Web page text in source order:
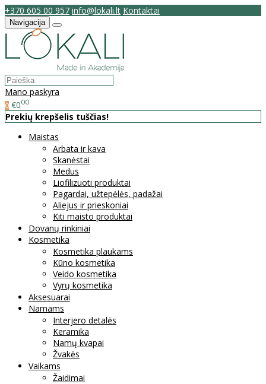
+370 605 00 957 info@lokali.lt Kontaktai
Navigacija
Mano paskyra
0 €000
Prekių krepšelis tuščias!
Maistas
Arbata ir kava
Skanėstai
Medus
Liofilizuoti produktai
Pagardai, užtepėlės, padažai
Aliejus ir prieskoniai
Kiti maisto produktai
Dovanų rinkiniai
Kosmetika
Kosmetika plaukams
Kūno kosmetika
Veido kosmetika
Vyrų kosmetika
Aksesuarai
Namams
Interjero detalės
Keramika
Namų kvapai
Žvakės
Vaikams
Žaidimai